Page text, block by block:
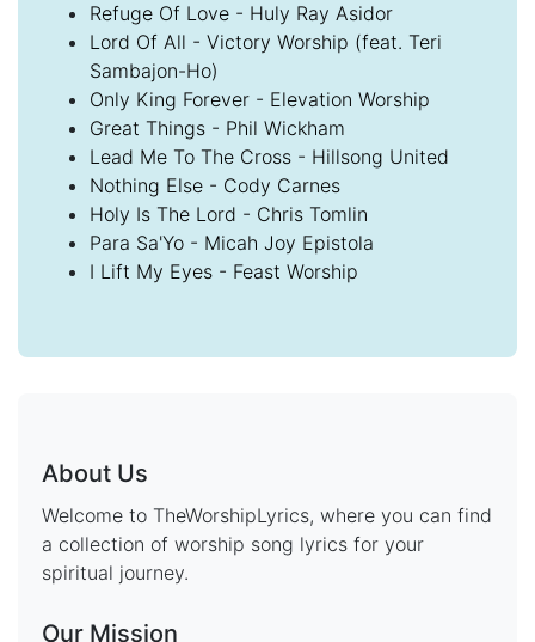
Refuge Of Love - Huly Ray Asidor
Lord Of All - Victory Worship (feat. Teri
Sambajon-Ho)
Only King Forever - Elevation Worship
Great Things - Phil Wickham
Lead Me To The Cross - Hillsong United
Nothing Else - Cody Carnes
Holy Is The Lord - Chris Tomlin
Para Sa'Yo - Micah Joy Epistola
I Lift My Eyes - Feast Worship
About Us
Welcome to TheWorshipLyrics, where you can find
a collection of worship song lyrics for your
spiritual journey.
Our Mission